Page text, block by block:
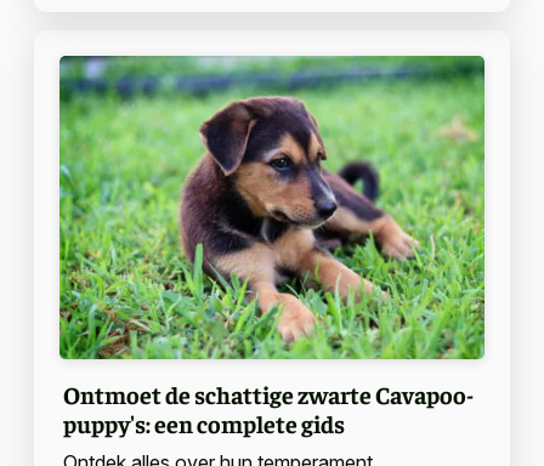
Ontmoet de schattige zwarte Cavapoo-
puppy's: een complete gids